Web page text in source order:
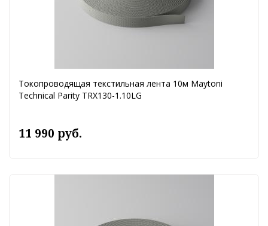
Токопроводящая текстильная лента 10м Maytoni
Technical Parity TRX130-1.10LG
11 990 руб.